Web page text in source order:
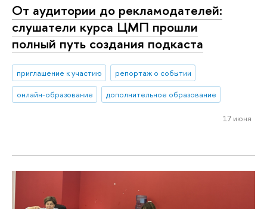
От аудитории до рекламодателей:
слушатели курса ЦМП прошли
полный путь создания подкаста
приглашение к участию
репортаж о событии
онлайн-образование
дополнительное образование
17 июня